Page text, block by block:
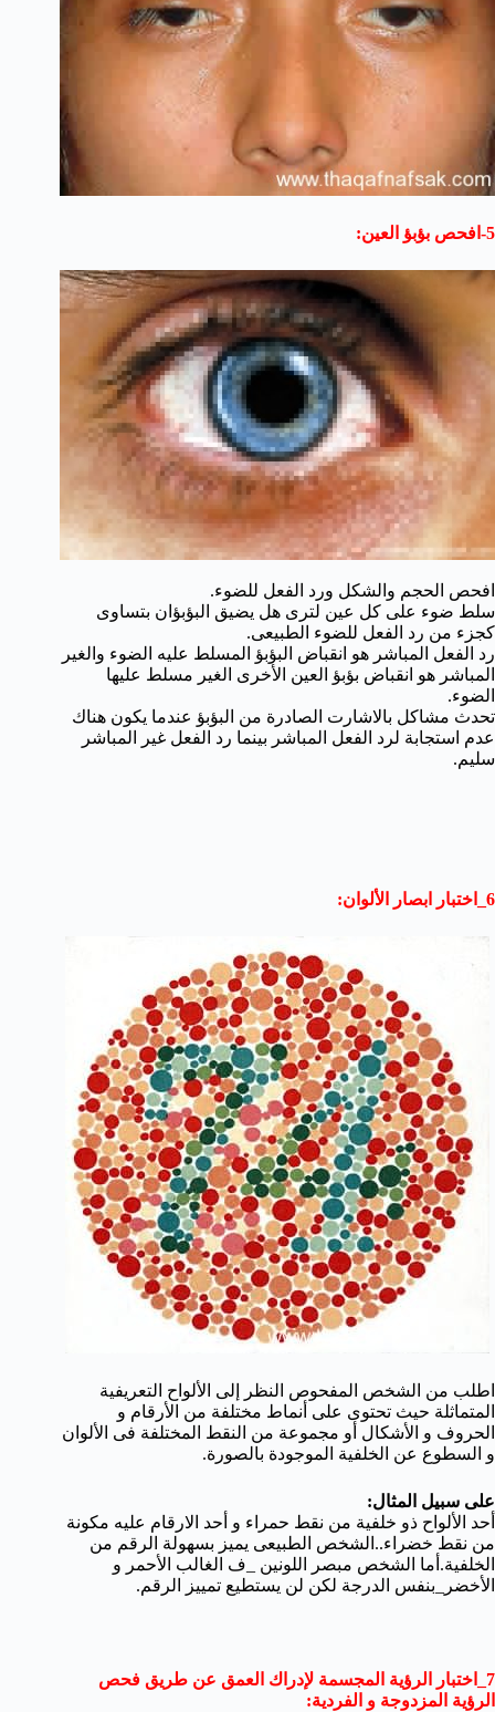
5-افحص بؤبؤ العين:
افحص الحجم والشكل ورد الفعل للضوء.
سلط ضوء على كل عين لترى هل يضيق البؤبؤان بتساوى
كجزء من رد الفعل للضوء الطبيعى.
رد الفعل المباشر هو انقباض البؤبؤ المسلط عليه الضوء والغير
المباشر هو انقباض بؤبؤ العين الأخرى الغير مسلط عليها
الضوء.
تحدث مشاكل بالاشارت الصادرة من البؤبؤ عندما يكون هناك
عدم استجابة لرد الفعل المباشر بينما رد الفعل غير المباشر
سليم.
6_اختبار ابصار الألوان:
اطلب من الشخص المفحوص النظر إلى الألواح التعريفية
المتماثلة حيث تحتوى على أنماط مختلفة من الأرقام و
الحروف و الأشكال أو مجموعة من النقط المختلفة فى الألوان
و السطوع عن الخلفية الموجودة بالصورة.
على سبيل المثال:
أحد الألواح ذو خلفية من نقط حمراء و أحد الارقام عليه مكونة
من نقط خضراء..الشخص الطبيعى يميز بسهولة الرقم من
الخلفية.أما الشخص مبصر اللونين _ف الغالب الأحمر و
الأخضر_بنفس الدرجة لكن لن يستطيع تمييز الرقم.
7_اختبار الرؤية المجسمة لإدراك العمق عن طريق فحص
الرؤية المزدوجة و الفردية: